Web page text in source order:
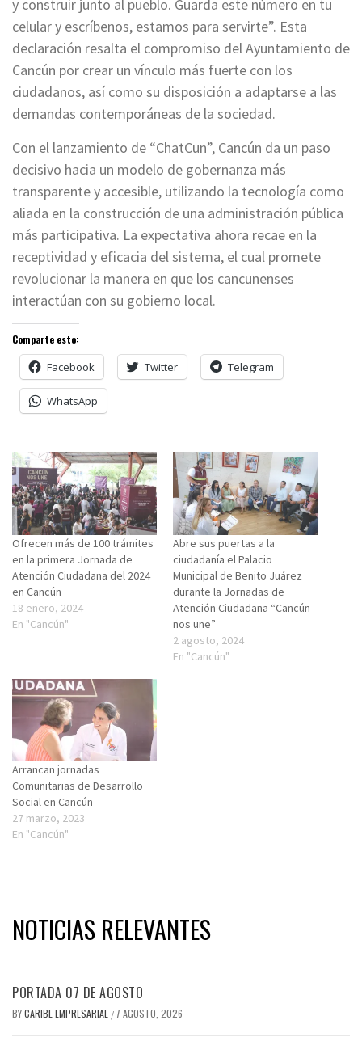
y construir junto al pueblo. Guarda este número en tu
celular y escríbenos, estamos para servirte”. Esta
declaración resalta el compromiso del Ayuntamiento de
Cancún por crear un vínculo más fuerte con los
ciudadanos, así como su disposición a adaptarse a las
demandas contemporáneas de la sociedad.
Con el lanzamiento de “ChatCun”, Cancún da un paso
decisivo hacia un modelo de gobernanza más
transparente y accesible, utilizando la tecnología como
aliada en la construcción de una administración pública
más participativa. La expectativa ahora recae en la
receptividad y eficacia del sistema, el cual promete
revolucionar la manera en que los cancunenses
interactúan con su gobierno local.
Comparte esto:
Facebook Twitter Telegram
WhatsApp
Ofrecen más de 100 trámites
en la primera Jornada de
Atención Ciudadana del 2024
en Cancún
18 enero, 2024
En "Cancún"
Abre sus puertas a la
ciudadanía el Palacio
Municipal de Benito Juárez
durante la Jornadas de
Atención Ciudadana “Cancún
nos une”
2 agosto, 2024
En "Cancún"
Arrancan jornadas
Comunitarias de Desarrollo
Social en Cancún
27 marzo, 2023
En "Cancún"
NOTICIAS RELEVANTES
PORTADA 07 DE AGOSTO
BYCARIBE EMPRESARIAL / 7 AGOSTO, 2026